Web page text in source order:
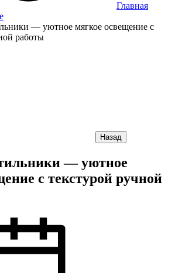
Главная
— уютное мягкое освещение с
работы
Назад
— уютное
с текстурой ручной